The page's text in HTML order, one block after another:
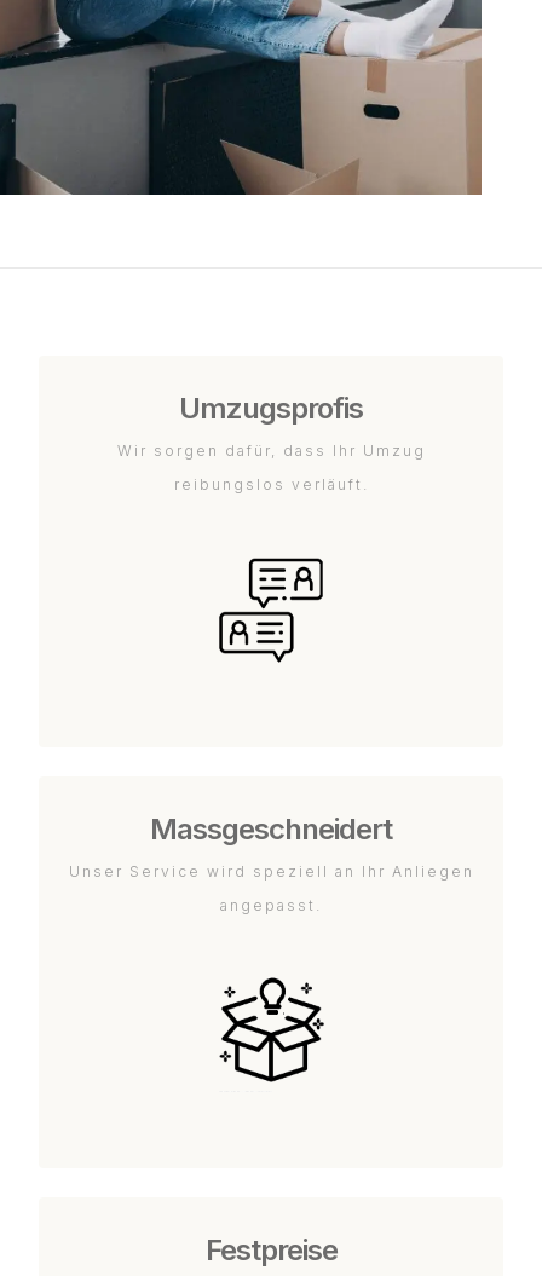
Umzugsprofis
Wir sorgen dafür, dass Ihr Umzug
reibungslos verläuft.
Massgeschneidert
Unser Service wird speziell an Ihr Anliegen
angepasst.
Festpreise